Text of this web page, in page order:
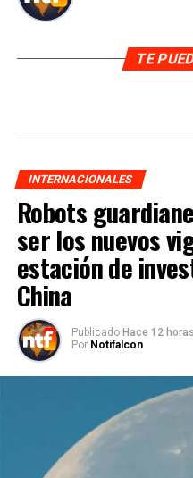
TE
INTERNACIONALES
Robots
ser los nuevos
estación de
China
Publicado Hace 12 horas
Por Notifalcon